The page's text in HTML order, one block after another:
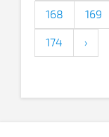
168
169
174
›